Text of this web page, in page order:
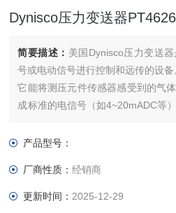
Dynisco压力变送器
简要描述： 美国Dynisco压力变送
号或电动信号进行控制和远传的设备
它能将测压元件传感器感受到的气
成标准的电信号（如4~20mADC等
产品型号：
厂商性质：经销商
更新时间： 2025-12-29